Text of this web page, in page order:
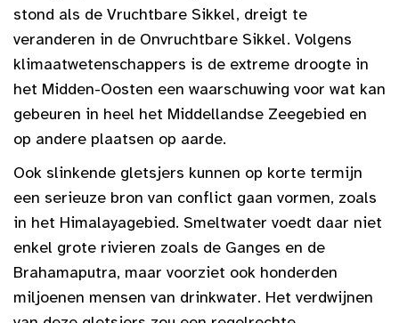
stond als de Vruchtbare Sikkel, dreigt te
veranderen in de Onvruchtbare Sikkel. Volgens
klimaatwetenschappers is de extreme droogte in
het Midden-Oosten een waarschuwing voor wat kan
gebeuren in heel het Middellandse Zeegebied en
op andere plaatsen op aarde.
Ook slinkende gletsjers kunnen op korte termijn
een serieuze bron van conflict gaan vormen, zoals
in het Himalayagebied. Smeltwater voedt daar niet
enkel grote rivieren zoals de Ganges en de
Brahamaputra, maar voorziet ook honderden
miljoenen mensen van drinkwater. Het verdwijnen